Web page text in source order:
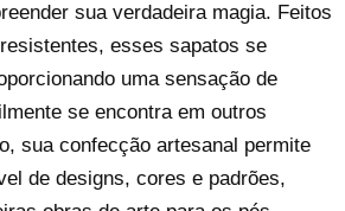
sua verdadeira magia. Feitos
esses sapatos se
uma sensação de
se encontra em outros
sua confecção artesanal permite
de designs, cores e padrões,